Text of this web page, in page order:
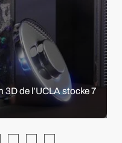
3D de l’UCLA stocke 7